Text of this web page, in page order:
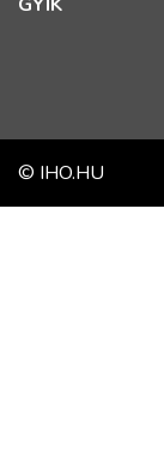
© IHO.HU